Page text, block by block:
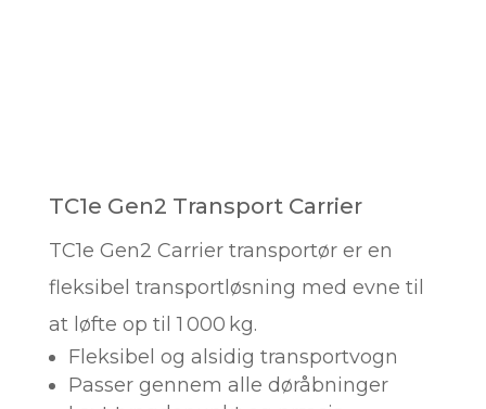
TC1e Gen2 Transport Carrier
TC1e Gen2 Carrier transportør er en
fleksibel transportløsning med evne til
at løfte op til 1 000 kg.
Fleksibel og alsidig transportvogn
Passer gennem alle døråbninger